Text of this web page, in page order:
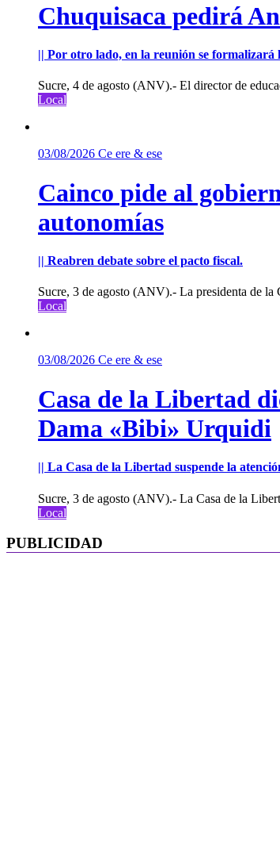
Chuquisaca pedirá
|| Por otro lado, en la reunión se
Sucre, 4 de agosto (ANV).- El director de
Local
03/08/2026 Ce ere & ese
Cainco pide al
autonomías
|| Reabren debate sobre el pacto fiscal.
Sucre, 3 de agosto (ANV).- La presidenta de
Local
03/08/2026 Ce ere & ese
Casa de la Libertad
Dama «Bibi» Urquidi
|| La Casa de la Libertad suspende la
Sucre, 3 de agosto (ANV).- La Casa de la
Local
PUBLICIDAD